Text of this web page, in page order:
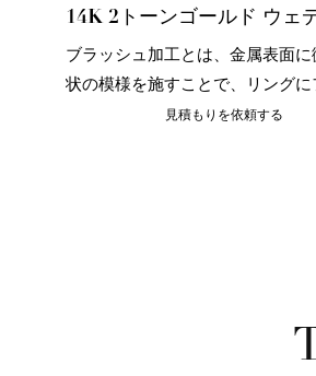
14K 2トーンゴールド ウェ
バンド ラボグロウンダイヤ
メンズリング
ブラッシュ加工とは、金属表面に
状の模様を施すことで、リングに
加工のような効果を与える特殊な
見積もりを依頼する